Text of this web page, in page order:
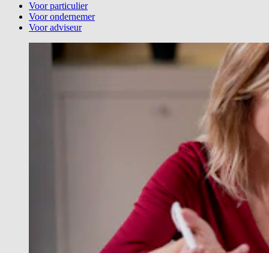
Voor particulier
Voor ondernemer
Voor adviseur